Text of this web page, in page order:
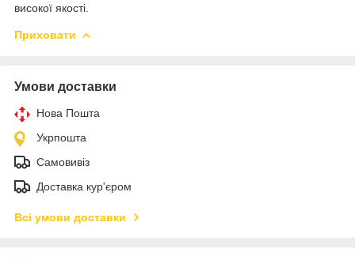
високої якості.
Приховати
Умови доставки
Нова Пошта
Укрпошта
Самовивіз
Доставка кур'єром
Всі умови доставки